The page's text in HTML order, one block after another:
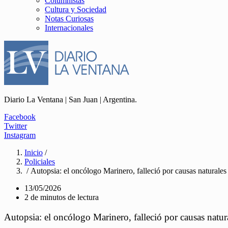
Cultura y Sociedad
Notas Curiosas
Internacionales
Diario La Ventana | San Juan | Argentina.
Facebook
Twitter
Instagram
Inicio /
Policiales
/ Autopsia: el oncólogo Marinero, falleció por causas naturales
13/05/2026
2 de minutos de lectura
Autopsia: el oncólogo Marinero, falleció por causas